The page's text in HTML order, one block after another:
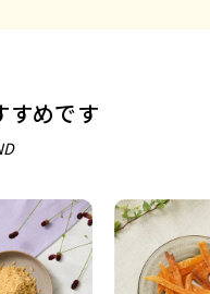
すめです